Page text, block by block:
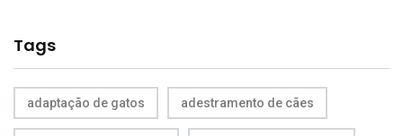
Tags
adaptação de gatos adestramento de cães